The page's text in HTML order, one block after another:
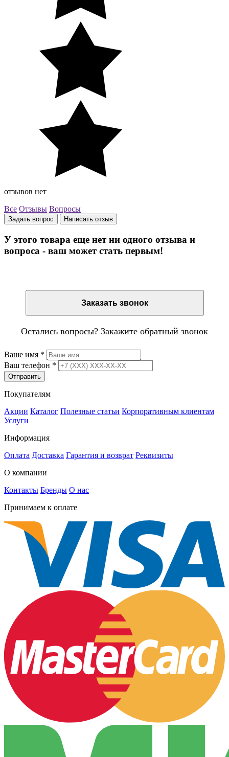
отзывов нет
Все Отзывы Вопросы
Задать вопрос Написать отзыв
У этого товара еще нет ни одного отзыва и
вопроса - ваш может стать первым!
Заказать звонок
Остались вопросы? Закажите обратный звонок
Ваше имя *
Ваш телефон *
Отправить
Покупателям
Акции Каталог Полезные статьи Корпоративным клиентам
Услуги
Информация
Оплата Доставка Гарантия и возврат Реквизиты
О компании
Контакты Бренды О нас
Принимаем к оплате